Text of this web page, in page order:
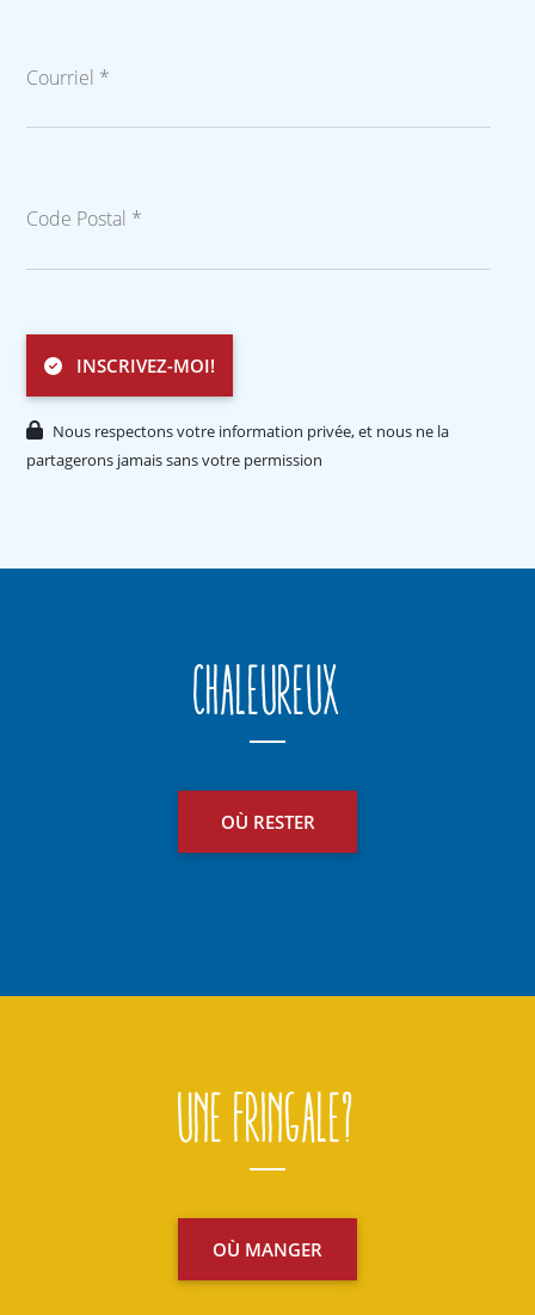
Courriel *
Code Postal *
INSCRIVEZ-MOI!
Nous respectons votre information privée, et nous ne la
partagerons jamais sans votre permission
Chaleureux
OÙ RESTER
Une fringale?
OÙ MANGER